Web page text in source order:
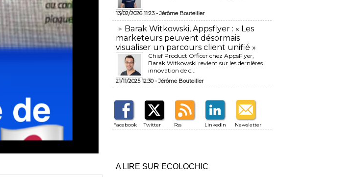
13/02/2026 11:23 -Jérôme Bouteiller
​Barak Witkowski, Appsflyer : « Les
marketeurs peuvent désormais
visualiser un parcours client unifié »
Chief Product Officer chez AppsFlyer, ​
Barak Witkowski revient sur les dernières
innovation de c...
21/11/2025 12:30 -Jérôme Bouteiller
Facebook Twitter Rss LinkedIn Newsletter
A LIRE SUR ECOLOCHIC